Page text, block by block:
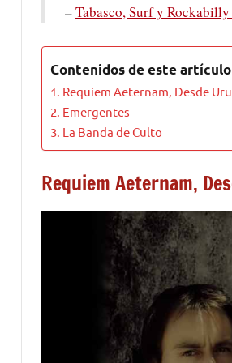
–Tabasco, Surf y
Contenidos de este artículo
Requiem Aeternam, Desde
Emergentes
La Banda de Culto
Requiem Aeternam,